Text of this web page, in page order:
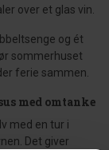
over et glas vin.
og ét
sommerhuset
ferie sammen.
med omtanke
med en tur i
Det giver